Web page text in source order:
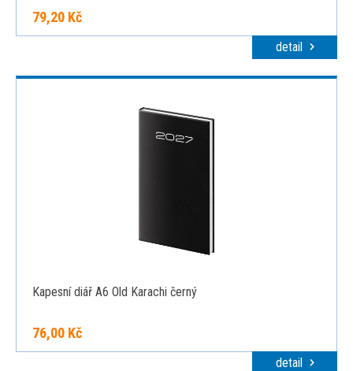
79,20 Kč
detail
Kapesní diář A6 Old Karachi černý
76,00 Kč
detail